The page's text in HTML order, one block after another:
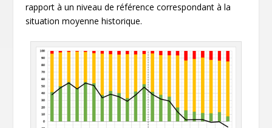
rapport à un niveau de référence correspondant à la
situation moyenne historique.